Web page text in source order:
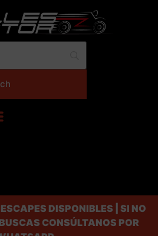
DISPONIBLES | SI NO
CONSÚLTANOS POR